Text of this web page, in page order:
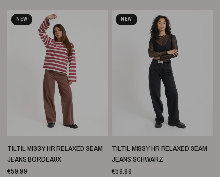
NEW
SCHNELLANSICHT
TILTIL MISSY HR RELAXED SEAM
JEANS BORDEAUX
€59.99
NEW
SCHNELLANSICHT
TILTIL MISSY HR RELAXED SEAM
JEANS SCHWARZ
€59.99